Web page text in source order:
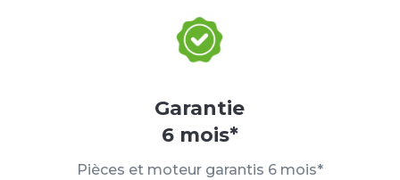
Garantie
6 mois*
Pièces et moteur garantis 6 mois*